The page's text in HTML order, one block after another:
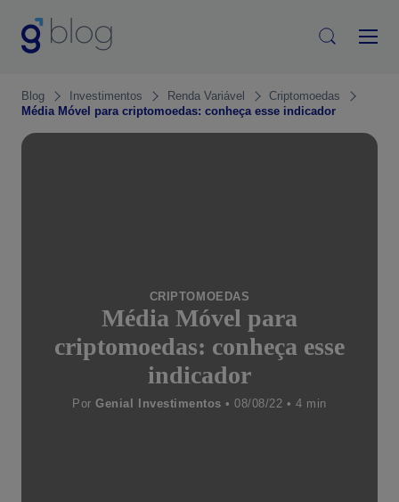
Blog Investimentos Renda Variável
Criptomoedas
Média Móvel para criptomoedas: conheça esse indicador
CRIPTOMOEDAS
Média Móvel para
criptomoedas: conheça esse
indicador
PorGenial Investimentos • 08/08/22 •